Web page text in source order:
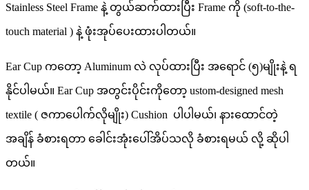
Stainless Steel Frame နဲ့ တွယ်ဆက်ထားပြီး Frame ကို (soft-to-the-
touch material ) နဲ့ ဖုံးအုပ်ပေးထားပါတယ်။
Ear Cup ကတော့ Aluminum လဲ လုပ်ထားပြီး အရောင် (၅)မျိုးနဲ့ ရ
နိုင်ပါမယ်။ Ear Cup အတွင်းပိုင်းကိုတော့ ustom-designed mesh
textile ( ဇကာပေါက်လိုမျိုး) Cushion ပါပါမယ်၊ နားထောင်တဲ့
အချိန် ခံစားရတာ ခေါင်းအုံးပေါ်အိပ်သလို ခံစားရမယ် လို့ ဆိုပါ
တယ်။